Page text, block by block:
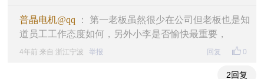
普晶电机@qq ： 第一老板虽然很少在公司但老板也是知
道员工工作态度如何，另外小李是否愉快最重要，
0
4年前 来自 浙江宁波 举报 回复
2回复